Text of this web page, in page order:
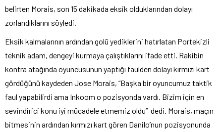
belirten Morais, son 15 dakikada eksik olduklarından dolayı
zorlandıklarını söyledi.
Eksik kalmalarının ardından golü yediklerini hatırlatan Portekizli
teknik adam, dengeyi kurmaya çalıştıklarını ifade etti. Rakibin
kontra atağında oyuncusunun yaptığı faulden dolayı kırmızı kart
gördüğünü kaydeden Jose Morais, “Başka bir oyuncumuz taktik
faul yapabilirdi ama Inkoom o pozisyonda vardı. Bizim için en
sevindirici konu iyi mücadele etmemiz oldu” dedi. Morais, maçın
bitmesinin ardından kırmızı kart gören Danilo’nun pozisyonunda